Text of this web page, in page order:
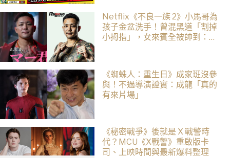
Netflix《不良一族 2》小馬哥為
孩子金盆洗手！曾混黑道「割掉
小拇指」，女來賓全被帥到：超
《蜘蛛人：重生日》成家班沒參
與！不過導演證實：成龍「真的
有來片場」
《秘密戰爭》後就是 X 戰警時
代？MCU《X戰警》重啟版卡
司、上映時間與最新爆料整理